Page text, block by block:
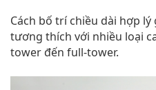
Cách bố trí chiều dài hợp
tương thích với nhiều loại
tower đến full-tower.